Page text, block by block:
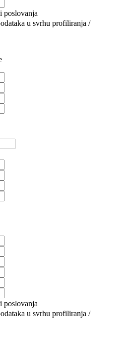
poslovanja
u svrhu profiliranja /
poslovanja
u svrhu profiliranja /